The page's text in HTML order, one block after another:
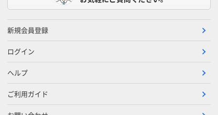
新規会員登録
ログイン
ヘルプ
ご利用ガイド